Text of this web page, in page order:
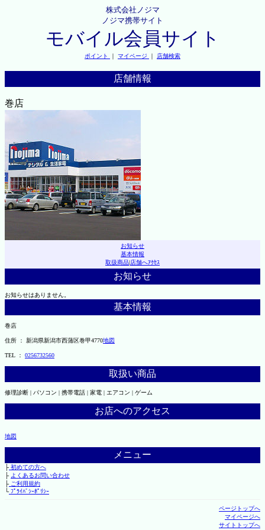
株式会社ノジマ
ノジマ携帯サイト
モバイル会員サイト
ポイント ｜ マイページ ｜ 店舗検索
店舗情報
巻店
お知らせ
基本情報
取扱商品|店舗へｱｸｾｽ
お知らせ
お知らせはありません。
基本情報
巻店
住所 ： 新潟県新潟市西蒲区巻甲4770地図
TEL ： 0256732560
取扱い商品
修理診断 | パソコン | 携帯電話 | 家電 | エアコン | ゲーム
お店へのアクセス
地図
メニュー
├初めての方へ
├ よくあるお問い合わせ
├ご利用規約
└ﾌﾟﾗｲﾊﾞｼｰﾎﾟﾘｼｰ
ページトップへ
マイページへ
サイトトップへ